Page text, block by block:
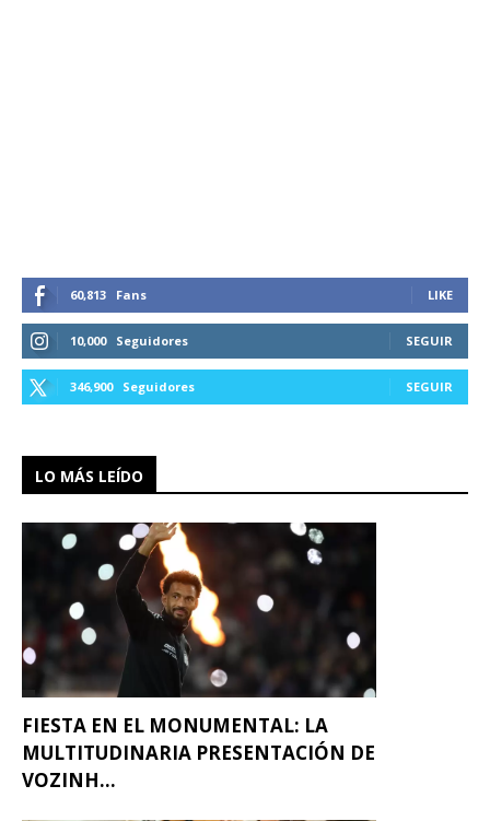
60,813 Fans LIKE
10,000 Seguidores SEGUIR
346,900 Seguidores SEGUIR
LO MÁS LEÍDO
FIESTA EN EL MONUMENTAL: LA
MULTITUDINARIA PRESENTACIÓN DE
VOZINH...